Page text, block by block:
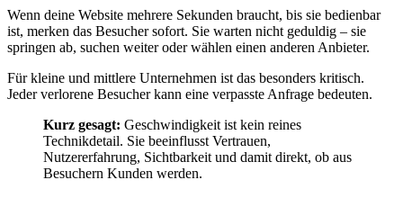
Wenn deine Website mehrere Sekunden braucht, bis sie bedienbar
ist, merken das Besucher sofort. Sie warten nicht geduldig – sie
springen ab, suchen weiter oder wählen einen anderen Anbieter.
Für kleine und mittlere Unternehmen ist das besonders kritisch.
Jeder verlorene Besucher kann eine verpasste Anfrage bedeuten.
Kurz gesagt: Geschwindigkeit ist kein reines
Technikdetail. Sie beeinflusst Vertrauen,
Nutzererfahrung, Sichtbarkeit und damit direkt, ob aus
Besuchern Kunden werden.